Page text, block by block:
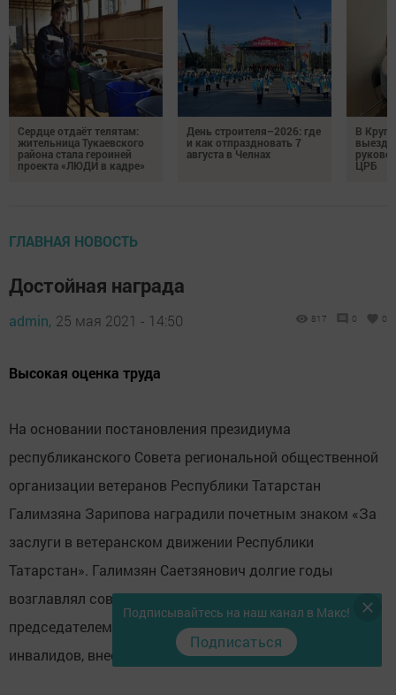
Сердце отдаёт телятам:
жительница Тукаевского
района стала героиней
проекта «ЛЮДИ в кадре»
День строителя–2026: где
и как отпраздновать 7
августа в Челнах
В
ЦРБ
ГЛАВНАЯ НОВОСТЬ
Достойная награда
admin, 25 мая 2021 - 14:50 817 0 0
Высокая оценка труда
На основании постановления президиума
республиканского Совета региональной общественной
организации ветеранов Республики Татарстан
Галимзяна Зарипова наградили почетным знаком «За
заслуги в ветеранском движении Республики
Татарстан». Галимзян Саетзянович долгие годы
возглавлял совхоз «Ворошиловский», был
председателем районной организации ветеранов и
инвалидов, внес весомый вклад в развитие района.
Подписывайтесь на наш канал в Макс!
Подписаться